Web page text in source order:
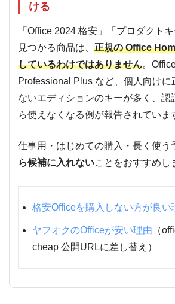
ける
「Office 2024 格安」「プロダクト
見つかる商品は、 正規の Office
しているわけではありません。
Professional Plus など、個人向けに
ないエディションのキーが多く、認
ら使えなくなる例が報告されていま
仕事用・はじめての購入・長く使う
ら候補に入れないことをおすすめし
格安Officeを購入しない方が良い
ヤフオクのOfficeが安い理由 （
cheap 公開URLに差し替え）